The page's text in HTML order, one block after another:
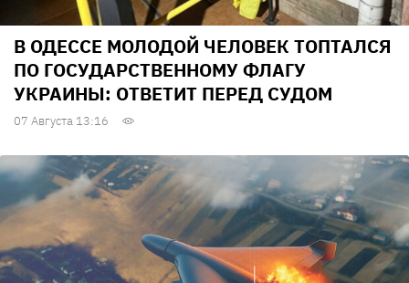
В ОДЕССЕ МОЛОДОЙ ЧЕЛОВЕК ТОПТАЛСЯ
ПО ГОСУДАРСТВЕННОМУ ФЛАГУ
УКРАИНЫ: ОТВЕТИТ ПЕРЕД СУДОМ
07 Августа 13:16